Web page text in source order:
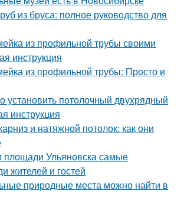
из бруса: полное руководство для
из профильной трубы своими
инструкция
из профильной трубы: Просто и
установить потолочный двухрядный
инструкция
и натяжной потолок: как они
площади Ульяновска самые
жителей и гостей
природные места можно найти в